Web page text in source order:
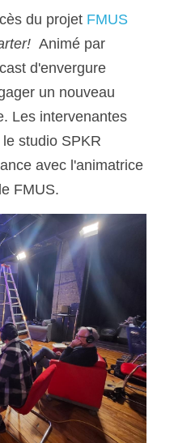
du projet
Animé par
d'envergure
un nouveau
Les intervenantes
studio SPKR
avec l'animatrice
FMUS.